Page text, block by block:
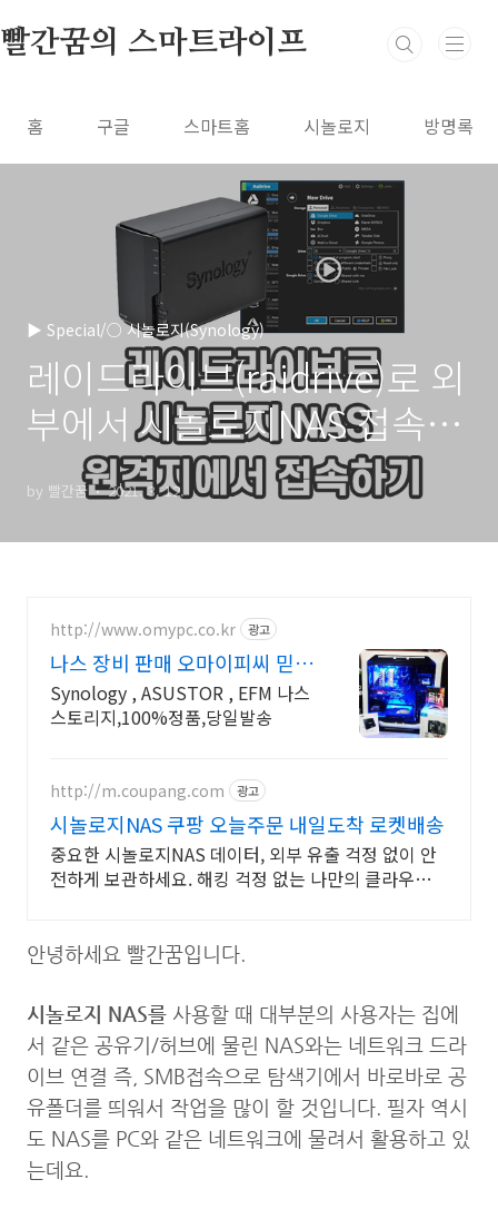
빨간꿈의 스마트라이프
홈 구글 스마트홈 시놀로지 방명록
▶ Special/○ 시놀로지(Synology)
레이드라이브(raidrive)로 외
부에서 시놀로지NAS 접속하
는 방법
by 빨간꿈 2021. 3. 12.
http://www.omypc.co.kr 광고
나스 장비 판매 오마이피씨 믿을
수 있는 24년차 쇼핑몰
Synology , ASUSTOR , EFM 나스
스토리지,100%정품,당일발송
http://m.coupang.com 광고
시놀로지NAS 쿠팡 오늘주문 내일도착 로켓배송
중요한 시놀로지NAS 데이터, 외부 유출 걱정 없이 안
전하게 보관하세요. 해킹 걱정 없는 나만의 클라우드,
안녕하세요 빨간꿈입니다.
시놀로지 NAS를 사용할 때 대부분의 사용자는 집에
서 같은 공유기/허브에 물린 NAS와는 네트워크 드라
이브 연결 즉, SMB접속으로 탐색기에서 바로바로 공
유폴더를 띄워서 작업을 많이 할 것입니다. 필자 역시
도 NAS를 PC와 같은 네트워크에 물려서 활용하고 있
는데요.